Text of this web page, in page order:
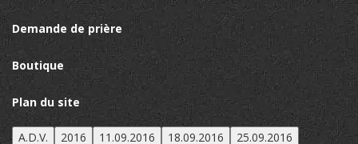
Demande de prière
Boutique
Plan du site